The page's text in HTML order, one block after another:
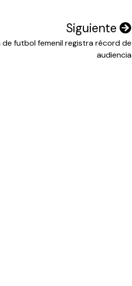
Siguiente
de futbol femenil registra récord de
audiencia